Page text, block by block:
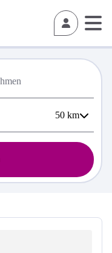
50 km